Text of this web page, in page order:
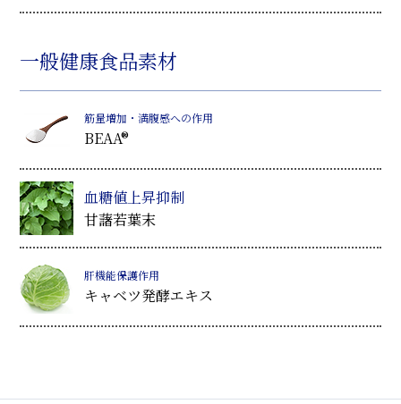
一般健康食品素材
筋量増加・満腹感への作用
BEAA®
血糖値上昇抑制
甘藷若葉末
肝機能保護作用
キャベツ発酵エキス